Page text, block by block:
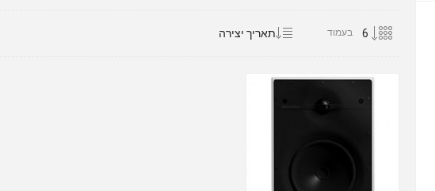
בעמוד